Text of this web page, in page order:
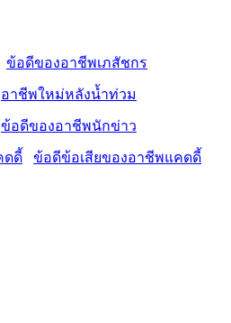
ข้อดีของอาชีพเภสัชกร
อาชีพใหม่หลังน้ำท่วม
ข้อดีของอาชีพนักข่าว
ข้อดีข้อเสียของอาชีพแคดดี้